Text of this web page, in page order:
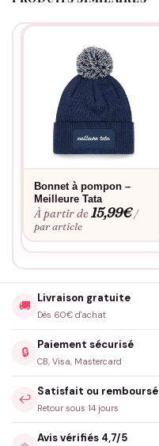
Bonnet à pompon –
Meilleure Tata
À partir de15,99€ /
par article
🚚
Livraison gratuite
Dès 60€ d'achat
🔒
Paiement sécurisé
CB, Visa, Mastercard
↩️
Satisfait ou remboursé
Retour sous 14 jours
Avis vérifiés 4,7/5